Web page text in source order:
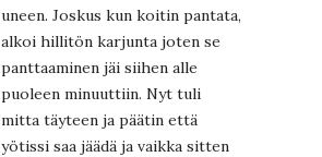
uneen. Joskus kun koitin pantata,
alkoi hillitön karjunta joten se
panttaaminen jäi siihen alle
puoleen minuuttiin. Nyt tuli
mitta täyteen ja päätin että
yötissi saa jäädä ja vaikka sitten